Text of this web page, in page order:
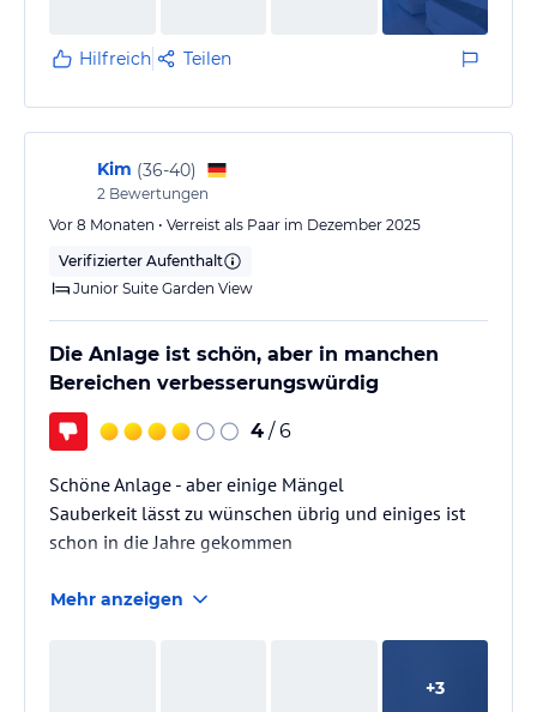
Hilfreich Teilen
Kim (36-40)
2 Bewertungen
Vor 8 Monaten • Verreist als Paar im Dezember 2025
Verifizierter Aufenthalt
Junior Suite Garden View
Die Anlage ist schön, aber in manchen
Bereichen verbesserungswürdig
4 / 6
Schöne Anlage - aber einige Mängel
Sauberkeit lässt zu wünschen übrig und einiges ist
schon in die Jahre gekommen
Mehr anzeigen
+3